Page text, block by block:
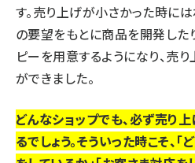
す。売り上げが小さかった時に
の要望をもとに商品を開発した
ピーを用意するようになり、売
ができました。
どんなショップでも、必ず売り
るでしょう。そういった時こそ、